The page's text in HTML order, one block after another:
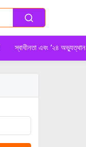
স্বাধীনতা এবং ’২৪ অভ্যুত্থান